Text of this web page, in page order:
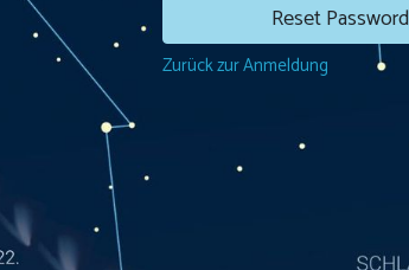
Reset Password
Zurück zur Anmeldung